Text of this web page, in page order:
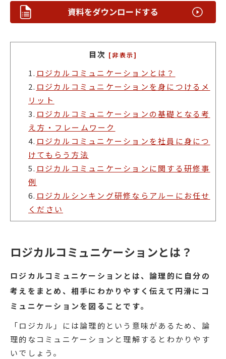
目次 [非表示]
1. ロジカルコミュニケーションとは？
2. ロジカルコミュニケーションを身につけるメ
リット
3. ロジカルコミュニケーションの基礎となる考
え方・フレームワーク
4. ロジカルコミュニケーションを社員に身につ
けてもらう方法
5. ロジカルコミュニケーションに関する研修事
例
6. ロジカルシンキング研修ならアルーにお任せ
ください
ロジカルコミュニケーションとは？
ロジカルコミュニケーションとは、 論理的に自分の
考えをまとめ、相手にわかりやすく伝えて円滑にコ
ミュニケーションを図ることです。
「ロジカル」には論理的という意味があるため、論
理的なコミュニケーションと理解するとわかりやす
いでしょう。